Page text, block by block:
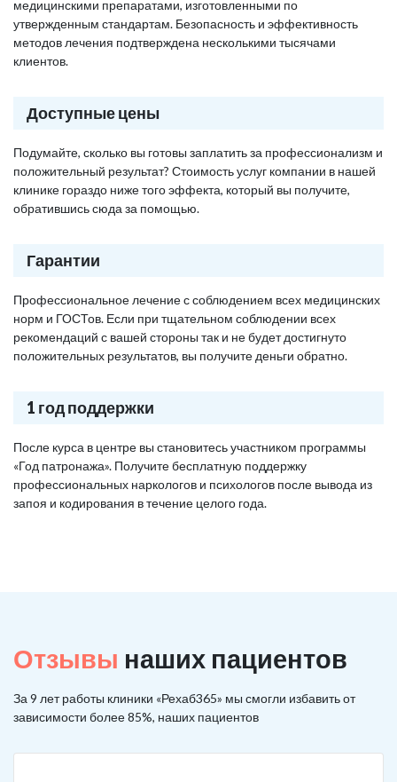
медицинскими препаратами, изготовленными по
утвержденным стандартам. Безопасность и эффективность
методов лечения подтверждена несколькими тысячами
клиентов.
Доступные цены
Подумайте, сколько вы готовы заплатить за профессионализм и
положительный результат? Стоимость услуг компании в нашей
клинике гораздо ниже того эффекта, который вы получите,
обратившись сюда за помощью.
Гарантии
Профессиональное лечение с соблюдением всех медицинских
норм и ГОСТов. Если при тщательном соблюдении всех
рекомендаций с вашей стороны так и не будет достигнуто
положительных результатов, вы получите деньги обратно.
1 год поддержки
После курса в центре вы становитесь участником программы
«Год патронажа». Получите бесплатную поддержку
профессиональных наркологов и психологов после вывода из
запоя и кодирования в течение целого года.
Отзывы наших пациентов
За 9 лет работы клиники «Рехаб365» мы смогли избавить от
зависимости более 85%, наших пациентов